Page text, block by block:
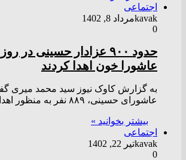
اجتماعی
kavakمرداد 8, 1402
0
حدود ۹۰۰ عزادار حسینی در
عاشورا خون اهدا کردند
به گزارش کاوک نیوز سید محمد میری
عاشورای حسینی، ۸۸۹ نفر به منظور اهدای خون…
بیشتر بخوانید »
اجتماعی
kavakتیر 22, 1402
0